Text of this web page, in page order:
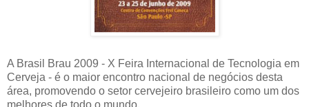
A Brasil Brau 2009 - X Feira Internacional de Tecnologia em
Cerveja - é o maior encontro nacional de negócios desta
área, promovendo o setor cervejeiro brasileiro como um dos
melhores de todo o mundo.